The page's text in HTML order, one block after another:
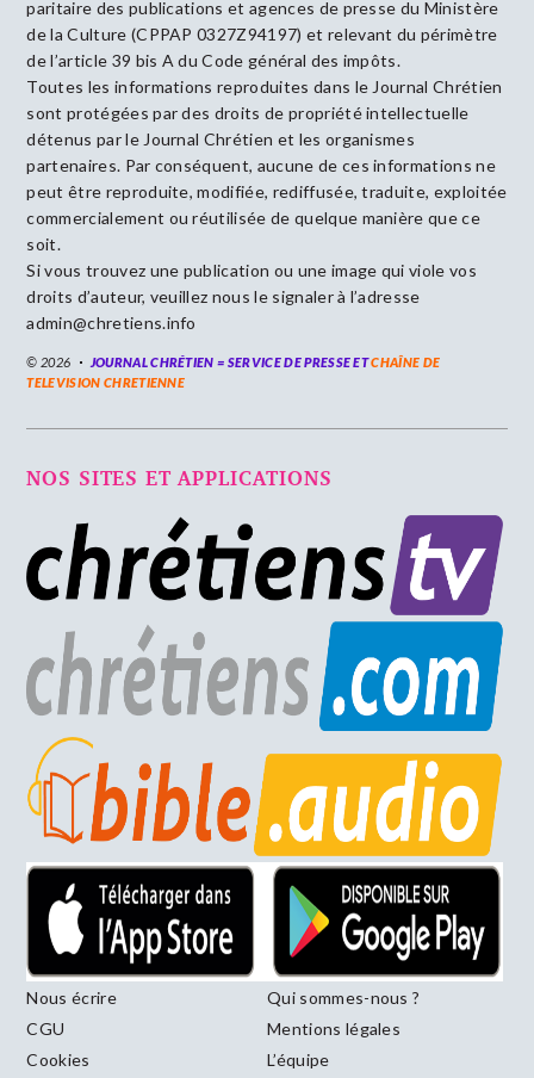
paritaire des publications et agences de presse du Ministère
de la Culture (CPPAP 0327Z94197) et relevant du périmètre
de l’article 39 bis A du Code général des impôts.
Toutes les informations reproduites dans le Journal Chrétien
sont protégées par des droits de propriété intellectuelle
détenus par le Journal Chrétien et les organismes
partenaires. Par conséquent, aucune de ces informations ne
peut être reproduite, modifiée, rediffusée, traduite, exploitée
commercialement ou réutilisée de quelque manière que ce
soit.
Si vous trouvez une publication ou une image qui viole vos
droits d’auteur, veuillez nous le signaler à l’adresse
admin@chretiens.info
© 2026 JOURNAL CHRÉTIEN = SERVICE DE PRESSE ETCHAÎNE DE
TELEVISION CHRETIENNE
NOS SITES ET APPLICATIONS
Nous écrire
Qui sommes-nous ?
CGU
Mentions légales
Cookies
L’équipe